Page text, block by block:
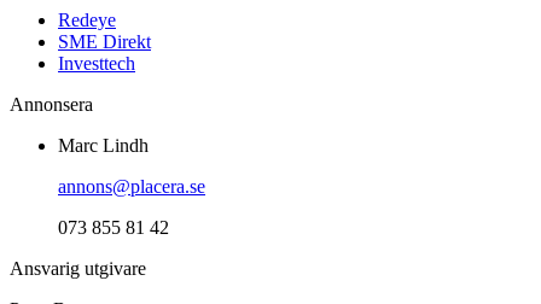
Redeye
SME Direkt
Investtech
Annonsera
Marc Lindh
annons@placera.se
073 855 81 42
Ansvarig utgivare